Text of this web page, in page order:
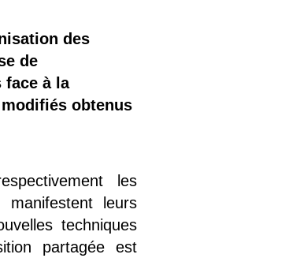
des
de
face à la
obtenus
les
manifestent leurs
techniques
partagée est